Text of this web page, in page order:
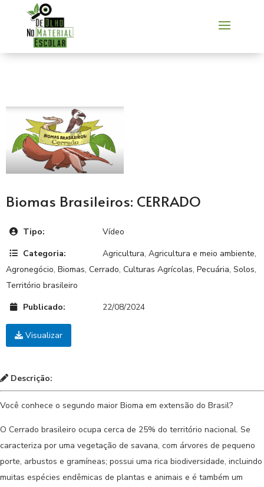
Biomas Brasileiros: CERRADO
Tipo:
Vídeo
Categoria:
Agricultura, Agricultura e meio ambiente,
Agronegócio, Biomas, Cerrado, Culturas Agrícolas, Pecuária, Solos,
Território brasileiro
Publicado:
22/08/2024
Visualizar
Descrição:
Você conhece o segundo maior Bioma em extensão do Brasil?
O Cerrado brasileiro ocupa cerca de 25% do território nacional. Se
caracteriza por uma vegetação de savana, com árvores de pequeno
porte, arbustos e gramíneas; possui uma rica biodiversidade, incluindo
muitas espécies endêmicas de plantas e animais e é também um